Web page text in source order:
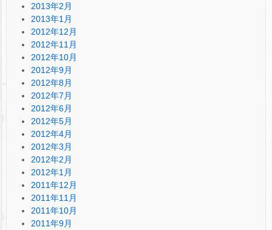
2013年2月
2013年1月
2012年12月
2012年11月
2012年10月
2012年9月
2012年8月
2012年7月
2012年6月
2012年5月
2012年4月
2012年3月
2012年2月
2012年1月
2011年12月
2011年11月
2011年10月
2011年9月